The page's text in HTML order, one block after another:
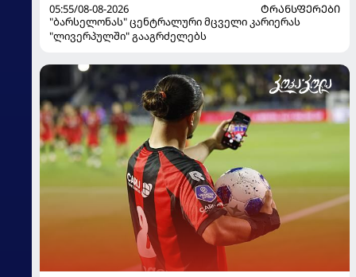
05:55/08-08-2026
ᲢᲠᲐᲜᲡᲤᲔᲠᲔᲑᲘ
"ბარსელონას" ცენტრალური მცველი კარიერას
"ლივერპულში" გააგრძელებს